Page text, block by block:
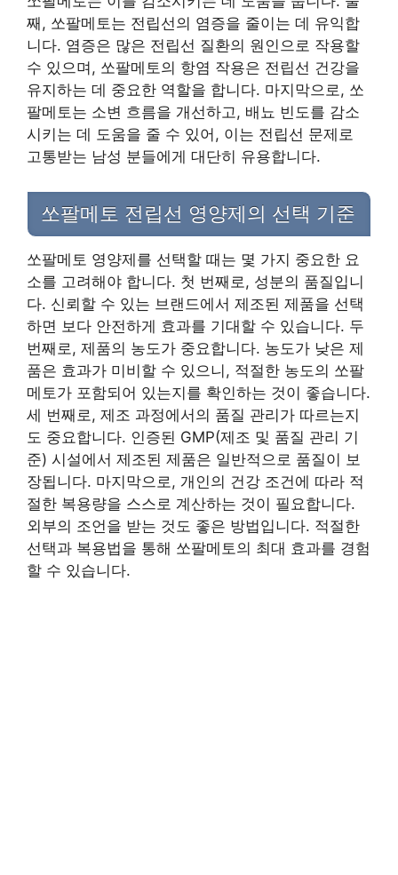
째, 쏘팔메토는 전립선의 염증을 줄이는 데 유익합
니다. 염증은 많은 전립선 질환의 원인으로 작용할
수 있으며, 쏘팔메토의 항염 작용은 전립선 건강을
유지하는 데 중요한 역할을 합니다. 마지막으로, 쏘
팔메토는 소변 흐름을 개선하고, 배뇨 빈도를 감소
시키는 데 도움을 줄 수 있어, 이는 전립선 문제로
고통받는 남성 분들에게 대단히 유용합니다.
쏘팔메토 전립선 영양제의 선택 기준
쏘팔메토 영양제를 선택할 때는 몇 가지 중요한 요
소를 고려해야 합니다. 첫 번째로, 성분의 품질입니
다. 신뢰할 수 있는 브랜드에서 제조된 제품을 선택
하면 보다 안전하게 효과를 기대할 수 있습니다. 두
번째로, 제품의 농도가 중요합니다. 농도가 낮은 제
품은 효과가 미비할 수 있으니, 적절한 농도의 쏘팔
메토가 포함되어 있는지를 확인하는 것이 좋습니다.
세 번째로, 제조 과정에서의 품질 관리가 따르는지
도 중요합니다. 인증된 GMP(제조 및 품질 관리 기
준) 시설에서 제조된 제품은 일반적으로 품질이 보
장됩니다. 마지막으로, 개인의 건강 조건에 따라 적
절한 복용량을 스스로 계산하는 것이 필요합니다.
외부의 조언을 받는 것도 좋은 방법입니다. 적절한
선택과 복용법을 통해 쏘팔메토의 최대 효과를 경험
할 수 있습니다.